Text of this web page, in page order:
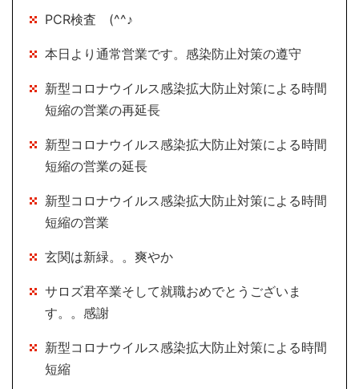
PCR検査 (^^♪
本日より通常営業です。感染防止対策の遵守
新型コロナウイルス感染拡大防止対策による時間
短縮の営業の再延長
新型コロナウイルス感染拡大防止対策による時間
短縮の営業の延長
新型コロナウイルス感染拡大防止対策による時間
短縮の営業
玄関は新緑。。爽やか
サロズ君卒業そして就職おめでとうございま
す。。感謝
新型コロナウイルス感染拡大防止対策による時間
短縮